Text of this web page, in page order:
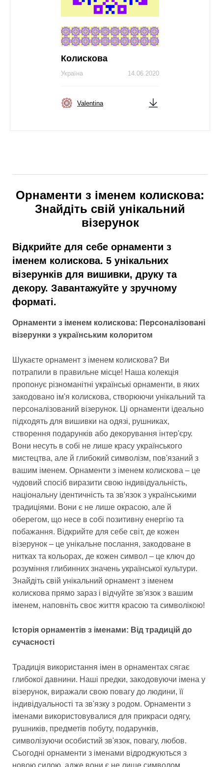
Колискова
14.06.2020
Україна
Valentina
Орнаменти з іменем колискова:
Знайдіть свій унікальний
візерунок
Відкрийте для себе орнаменти з
іменем колискова. 5 унікальних
візерунків для вишивки, друку та
декору. Завантажуйте у зручному
форматі.
Орнаменти з іменем колискова: Персоналізовані
візерунки з українським колоритом
Шукаєте орнамент з іменем колискова? Ви
потрапили в правильне місце! Наша колекція
пропонує різноманітні українські орнаменти, в яких
закодовано ім'я колискова, створюючи унікальний та
персоналізований візерунок. Ці орнаменти ідеально
підходять для вишивки на одязі, рушниках,
створення подарунків або декорування інтер'єру.
Вони несуть в собі не лише красу українського
мистецтва, але й глибокий символізм, пов'язаний з
вашим іменем. Орнаменти з іменем колискова – це
чудовий спосіб виразити свою індивідуальність,
національну ідентичність та зв'язок з українськими
традиціями. Вони є не лише окрасою, але й
оберегом, що несе в собі позитивну енергію та
побажання. Відкрийте для себе світ, де кожен
візерунок – це унікальне послання, закодоване в
нитках та кольорах, де кожен символ – це ключ до
розуміння глибинних значень української культури.
Знайдіть свій унікальний орнамент з іменем
колискова прямо зараз і відчуйте зв'язок з вашим
іменем, наповніть своє життя красою та символікою!
Історія орнаментів з іменами: Від традицій до
сучасності
Традиція використання імен в орнаментах сягає
глибокої давнини. Наші предки, закодовуючи імена у
візерунок, виражали свою повагу до людини, її
індивідуальності та зв'язку з родом. Орнаменти з
іменами використовувалися для прикраси одягу,
рушників, предметів побуту, подарунків,
символізуючи особистий зв'язок, повагу, любов.
Сьогодні орнаменти з іменами відроджуються з
новою силою, адже вони є не лише символом